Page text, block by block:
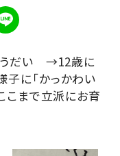
うだい →12歳に
子に「かっかわい
ここまで立派にお育